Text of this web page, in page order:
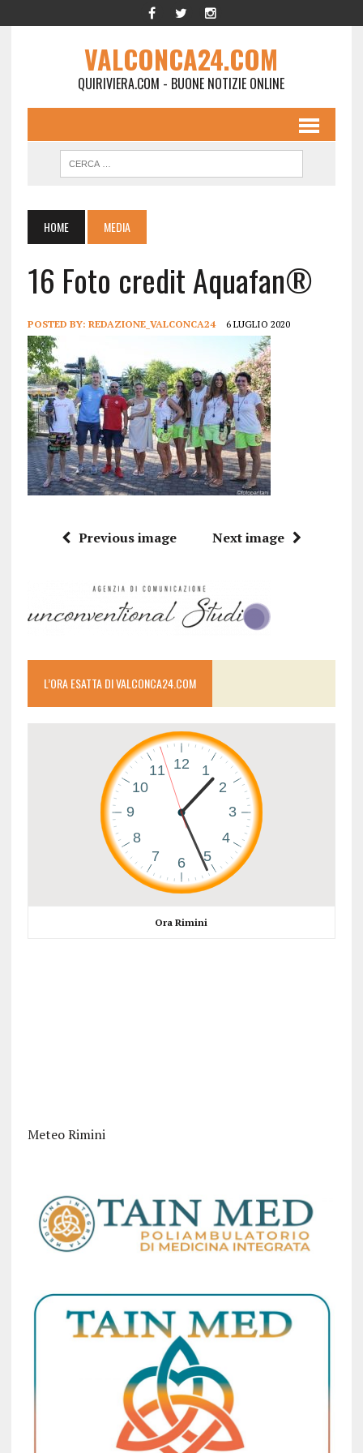
VALCONCA24.COM
QUIRIVIERA.COM - BUONE NOTIZIE ONLINE
HOME MEDIA
16 Foto credit Aquafan®
POSTED BY: REDAZIONE_VALCONCA24 6 LUGLIO 2020
Previous image Next image
L’ORA ESATTA DI VALCONCA24.COM
Ora Rimini
Meteo Rimini